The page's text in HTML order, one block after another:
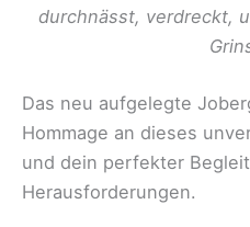
durchnässt, verdreckt,
Das neu aufgelegte
Hommage an dieses
und dein perfekter
Herausforderungen.